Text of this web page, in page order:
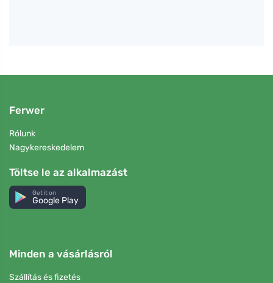
Ferwer
Rólunk
Nagykereskedelem
Töltse le az alkalmazást
Get it on
Google Play
Minden a vásárlásról
Szállítás és fizetés